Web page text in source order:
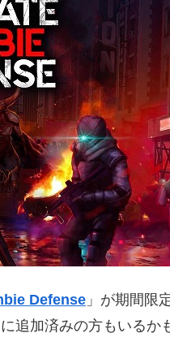
Defense 」が期間限
追加済みの方もいるか